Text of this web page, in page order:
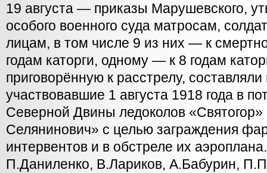
19 августа — приказы Марушевского,
особого военного суда матросам,
лицам, в том числе 9 из них — к
годам каторги, одному — к 8 годам
приговорённую к расстрелу,
участвовавшие 1 августа 1918 года в
Северной Двины ледоколов
Селянинович» с целью заграждения
интервентов и в обстреле их
П.Даниленко, В.Лариков, А.Бабурин,